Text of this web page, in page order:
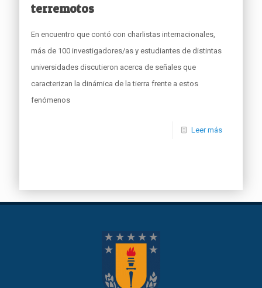
terremotos
En encuentro que contó con charlistas internacionales,
más de 100 investigadores/as y estudiantes de distintas
universidades discutieron acerca de señales que
caracterizan la dinámica de la tierra frente a estos
fenómenos
Leer más